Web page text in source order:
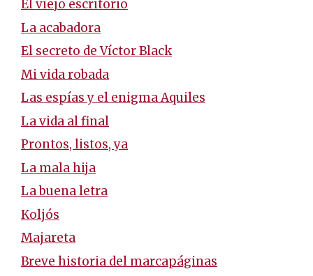
El viejo escritorio
La acabadora
El secreto de Víctor Black
Mi vida robada
Las espías y el enigma Aquiles
La vida al final
Prontos, listos, ya
La mala hija
La buena letra
Koljós
Majareta
Breve historia del marcapáginas